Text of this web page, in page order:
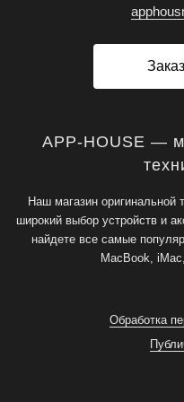
APP-HOUSE —
Наш магазин оригинальной
широкий выбор устройств и
найдете все самые
MacBook,
Обработка